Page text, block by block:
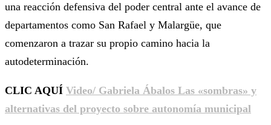
una reacción defensiva del poder central ante el avance de
departamentos como San Rafael y Malargüe, que
comenzaron a trazar su propio camino hacia la
autodeterminación.
CLIC AQUÍ Video/ Gabriela Ábalos Las «sombras» y
alternativas del proyecto sobre autonomía municipal